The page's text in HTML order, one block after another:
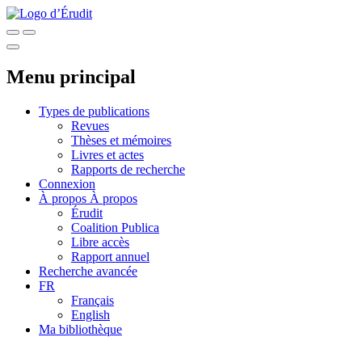
Menu principal
Types de publications
Revues
Thèses et mémoires
Livres et actes
Rapports de recherche
Connexion
À propos À propos
Érudit
Coalition Publica
Libre accès
Rapport annuel
Recherche avancée
FR
Français
English
Ma bibliothèque